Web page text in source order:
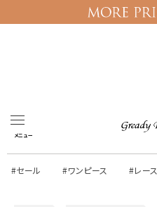
メニュー
#セール #ワンピース #レース